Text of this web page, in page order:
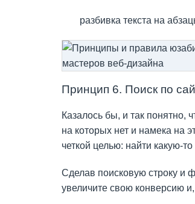
разбивка текста на
Принцип 6. Поиск по
Казалось бы, и так понятно,
на которых нет и намека на
четкой целью: найти какую-
Сделав поисковую строку и
увеличите свою конверсию